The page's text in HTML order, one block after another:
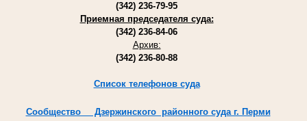
(342) 236-79-95
Приемная председателя суда:
(342) 236-84-06
Архив:
(342) 236-80-88
Список телефонов суда
Cообщество Дзержинского районного суда г. Перми